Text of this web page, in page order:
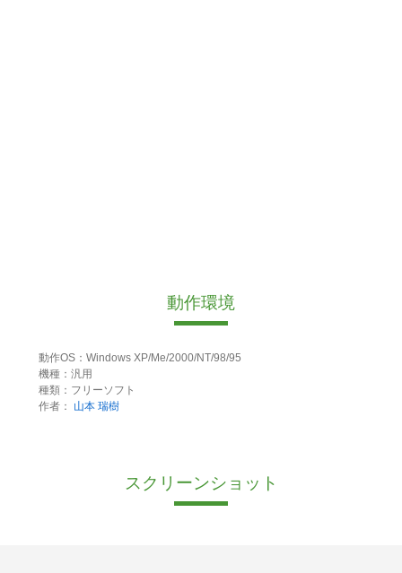
動作環境
動作OS：Windows XP/Me/2000/NT/98/95
機種：汎用
種類：フリーソフト
作者：
山本 瑞樹
スクリーンショット